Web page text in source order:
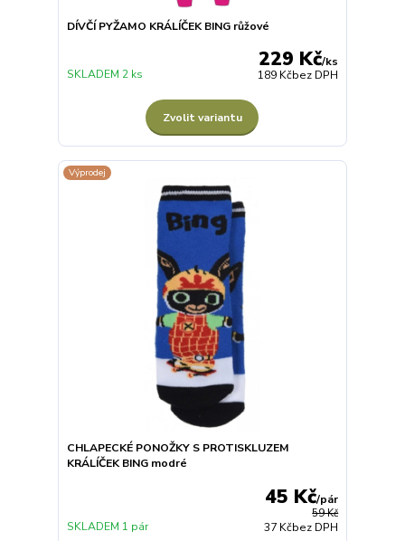
DÍVČÍ PYŽAMO KRÁLÍČEK BING růžové
229 Kč/ks
189 Kčbez DPH
SKLADEM 2 ks
Zvolit variantu
Výprodej
CHLAPECKÉ PONOŽKY S PROTISKLUZEM
KRÁLÍČEK BING modré
59 Kč
45 Kč/pár
37 Kčbez DPH
SKLADEM 1 pár